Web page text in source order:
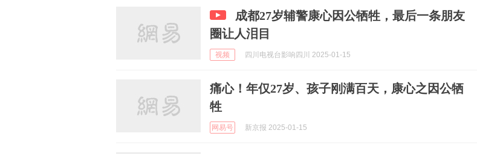
成都27岁辅警康心因公牺牲，最后一条朋友
圈让人泪目
视频 四川电视台影响四川 2025-01-15
痛心！年仅27岁、孩子刚满百天，康心之因公牺
牲
网易号 新京报 2025-01-15